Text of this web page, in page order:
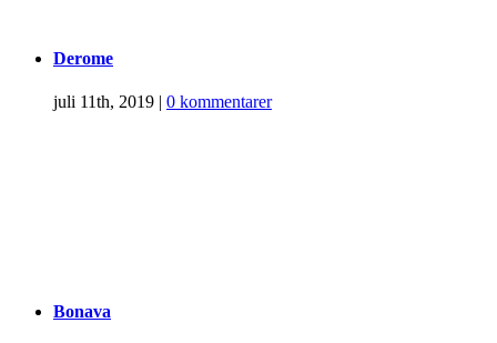
Derome
juli 11th, 2019 | 0 kommentarer
Bonava